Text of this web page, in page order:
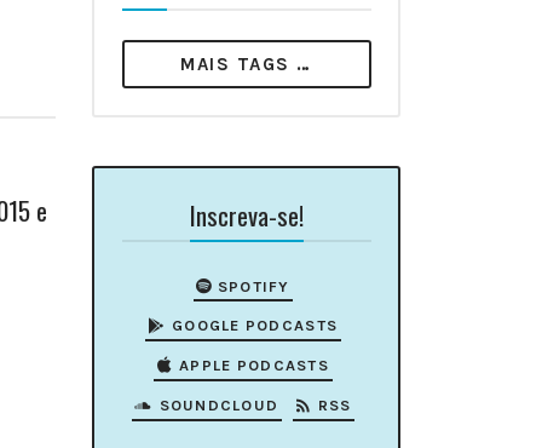
e
MAIS TAGS …
Inscreva-se!
SPOTIFY
GOOGLE PODCASTS
APPLE PODCASTS
SOUNDCLOUD RSS